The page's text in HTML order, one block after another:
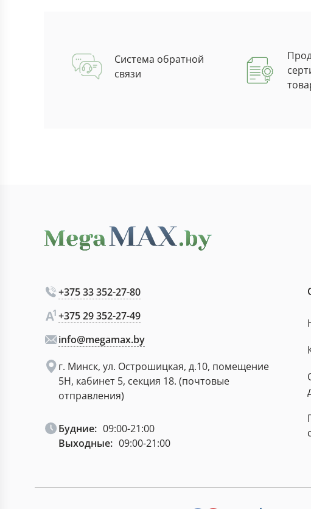
Система обратной
связи
+375 33 352-27-80
+375 29 352-27-49
info@megamax.by
г. Минск, ул. Острошицкая, д.10, помещение
5Н, кабинет 5, секция 18. (почтовые
отправления)
Будние: 09:00-21:00
Выходные: 09:00-21:00